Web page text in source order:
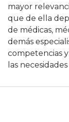
mayor
que de ella
de médicas,
demás
competencias
las